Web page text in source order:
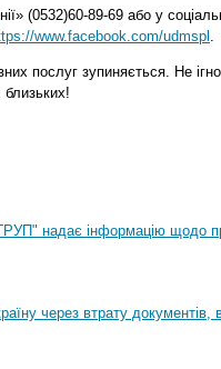
(0532)60-89-69 або у
www.facebook.com/udmspl
послуг зупиняється. Не
близьких!
надає інформацію щодо
через втрату документів,